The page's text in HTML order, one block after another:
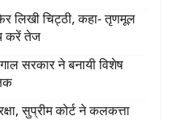
लिखी चिट्ठी, कहा- तृणमूल
करें तेज
सरकार ने बनायी विशेष
सुप्रीम कोर्ट ने कलकत्ता